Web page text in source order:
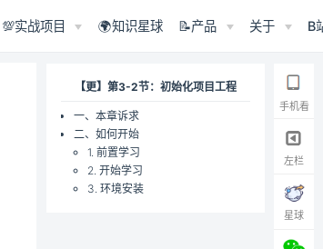
💯实战项目 🌍知识星球 📝产品 关于 B
【更】第3-2节：初始化项目工程
一、本章诉求
二、如何开始
1. 前置学习
2. 开始学习
3. 环境安装
手机看
左栏
星球